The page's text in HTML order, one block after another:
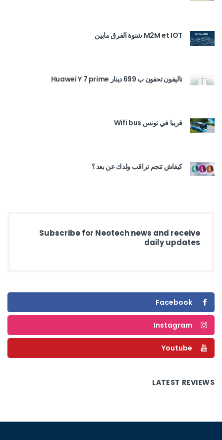
M2M et IOT شنوة الفرق مابين
تاليفون تحفون ب 699 دينار Huawei Y 7 prime
قريبا في تونس Wifi bus
كيفاش تنجم تراقب ولدك عن بعد ؟
Subscribe for Neotech news and receive
daily updates
Facebook
Instagram
Youtube
LATEST REVIEWS